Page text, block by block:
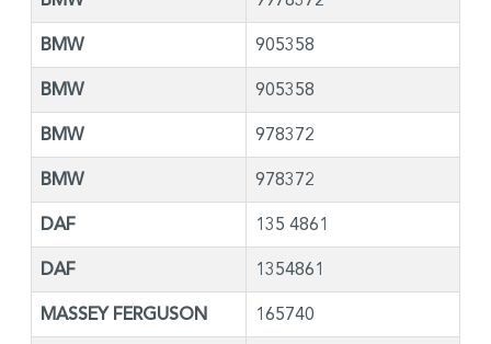
BMW 905358
BMW 905358
BMW 978372
BMW 978372
DAF 135 4861
DAF 1354861
MASSEY FERGUSON 165740